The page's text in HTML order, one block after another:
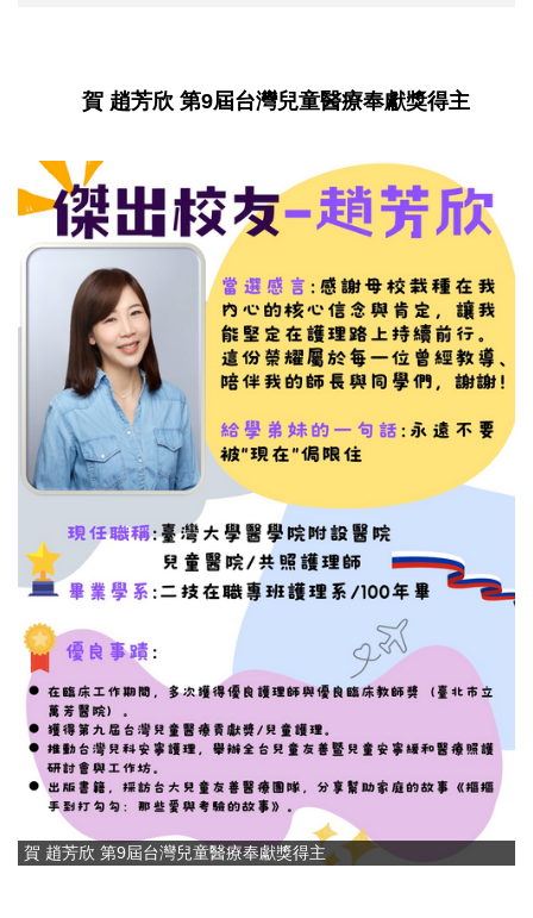
賀 趙芳欣 第9屆台灣兒童醫療奉獻獎得主
賀 趙芳欣 第9屆台灣兒童醫療奉獻獎得主